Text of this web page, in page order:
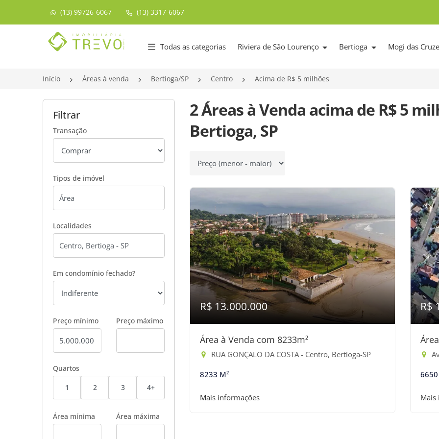
(13) 99726-6067 (13) 3317-6067
Página inicial
Todas as categorias Riviera de São Lourenço Bertioga Mogi das
Início Áreas à venda Bertioga/SP Centro Acima de R$ 5 milhões
Filtrar
Transação
Tipos de imóvel
Localidades
Em condomínio fechado?
Preço mínimo Preço máximo
Quartos
1 2 3 4+
Área mínima Área máxima
2 Áreas à Venda acima de R$ 5
Bertioga, SP
Ordenar por
R$ 13.000.000
Área à Venda com 8233m²
RUA GONÇALO DA COSTA - Centro, Bertioga-SP
8233 M²
Mais informações
R$
6650
Mais